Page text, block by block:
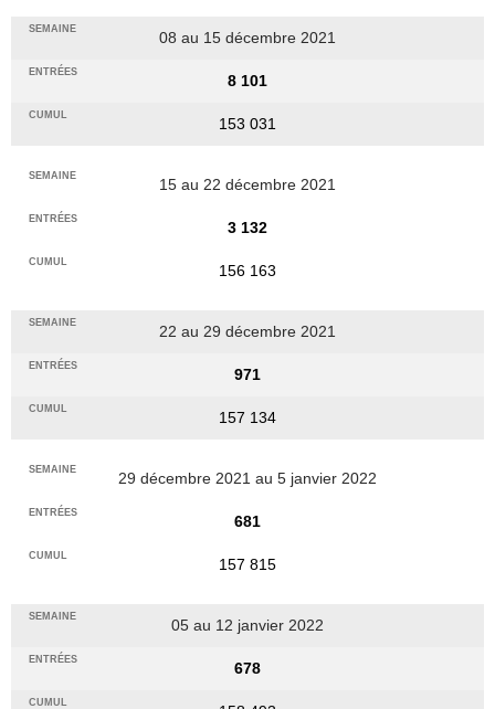
08 au 15 décembre 2021
8 101
153 031
15 au 22 décembre 2021
3 132
156 163
22 au 29 décembre 2021
971
157 134
29 décembre 2021 au 5 janvier 2022
681
157 815
05 au 12 janvier 2022
678